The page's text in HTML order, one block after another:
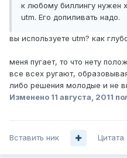
к любому биллингу нужен
utm. Его допиливать надо.
вы используете utm? как
меня пугает, то что нету
все всех ругают,
либо решения молодые и не
Изменено 11 августа, 2011
Вставить ник Цитата